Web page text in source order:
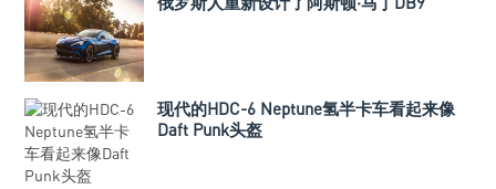
现代的HDC-6 Neptune氢半卡车看起来像
Daft Punk头盔